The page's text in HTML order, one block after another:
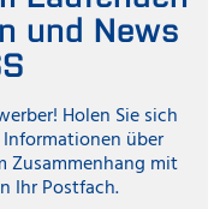
und News
Holen Sie sich
über
Zusammenhang mit
Ihr Postfach.